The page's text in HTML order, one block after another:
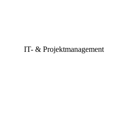
IT- & Projektmanagement